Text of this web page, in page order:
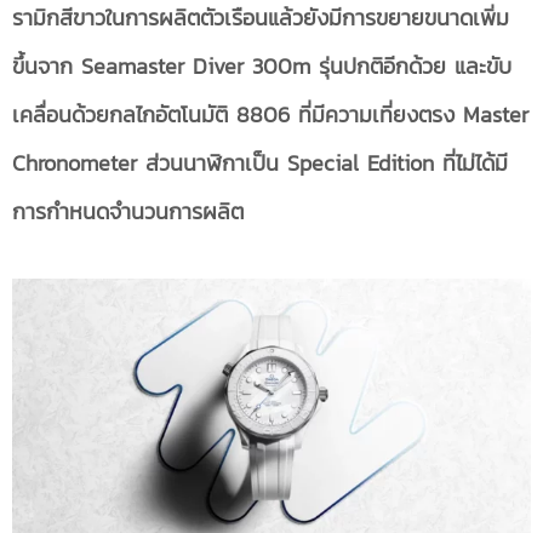
รามิกสีขาวในการผลิตตัวเรือนแล้วยังมีการขยายขนาดเพิ่ม
ขึ้นจาก Seamaster Diver 300m รุ่นปกติอีกด้วย และขับ
เคลื่อนด้วยกลไกอัตโนมัติ 8806 ที่มีความเที่ยงตรง Master
Chronometer ส่วนนาฬิกาเป็น Special Edition ที่ไม่ได้มี
การกำหนดจำนวนการผลิต